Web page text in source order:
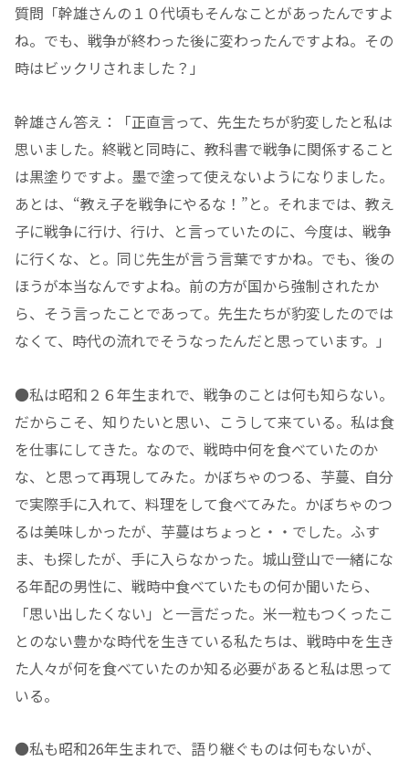
質問「幹雄さんの１０代頃もそんなことがあったんですよ
ね。でも、戦争が終わった後に変わったんですよね。その
時はビックリされました？」
幹雄さん答え：「正直言って、先生たちが豹変したと私は
思いました。終戦と同時に、教科書で戦争に関係すること
は黒塗りですよ。墨で塗って使えないようになりました。
あとは、“教え子を戦争にやるな！”と。それまでは、教え
子に戦争に行け、行け、と言っていたのに、今度は、戦争
に行くな、と。同じ先生が言う言葉ですかね。でも、後の
ほうが本当なんですよね。前の方が国から強制されたか
ら、そう言ったことであって。先生たちが豹変したのでは
なくて、時代の流れでそうなったんだと思っています。」
●私は昭和２６年生まれで、戦争のことは何も知らない。
だからこそ、知りたいと思い、こうして来ている。私は食
を仕事にしてきた。なので、戦時中何を食べていたのか
な、と思って再現してみた。かぼちゃのつる、芋蔓、自分
で実際手に入れて、料理をして食べてみた。かぼちゃのつ
るは美味しかったが、芋蔓はちょっと・・でした。ふす
ま、も探したが、手に入らなかった。城山登山で一緒にな
る年配の男性に、戦時中食べていたもの何か聞いたら、
「思い出したくない」と一言だった。米一粒もつくったこ
とのない豊かな時代を生きている私たちは、戦時中を生き
た人々が何を食べていたのか知る必要があると私は思って
いる。
●私も昭和26年生まれで、語り継ぐものは何もないが、